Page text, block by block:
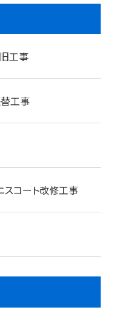
工事
工事
コート改修工事